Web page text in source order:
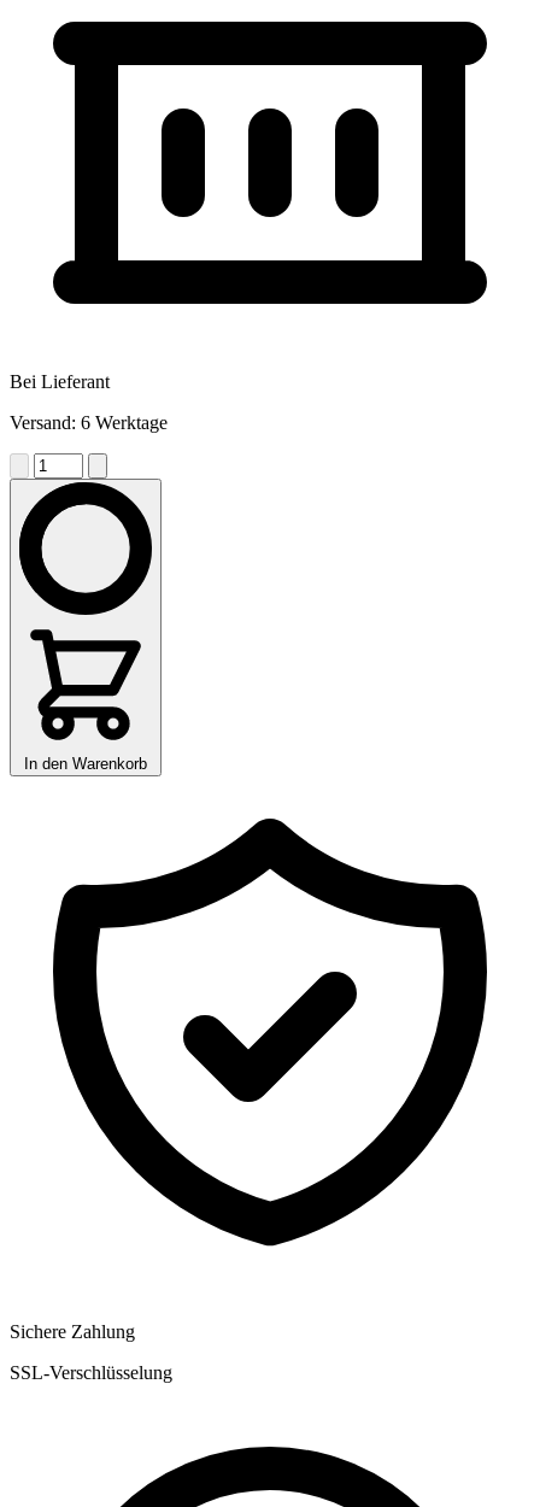
Bei Lieferant
Versand: 6 Werktage
In den Warenkorb
Sichere Zahlung
SSL-Verschlüsselung